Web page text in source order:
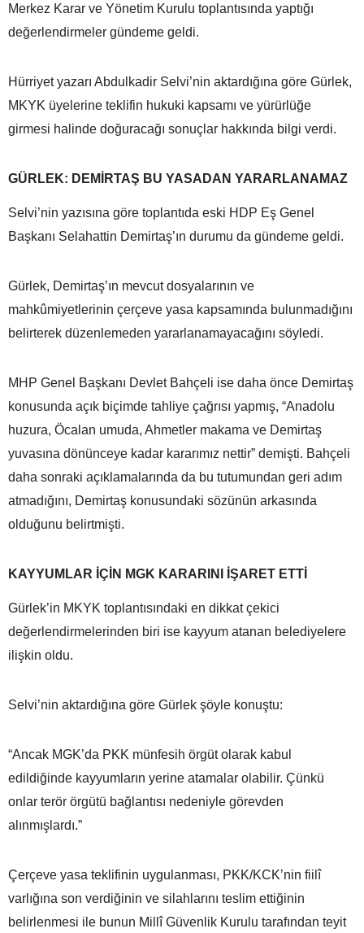
Merkez Karar ve Yönetim Kurulu toplantısında yaptığı
değerlendirmeler gündeme geldi.
Hürriyet yazarı Abdulkadir Selvi’nin aktardığına göre Gürlek,
MKYK üyelerine teklifin hukuki kapsamı ve yürürlüğe
girmesi halinde doğuracağı sonuçlar hakkında bilgi verdi.
GÜRLEK: DEMİRTAŞ BU YASADAN YARARLANAMAZ
Selvi’nin yazısına göre toplantıda eski HDP Eş Genel
Başkanı Selahattin Demirtaş’ın durumu da gündeme geldi.
Gürlek, Demirtaş’ın mevcut dosyalarının ve
mahkûmiyetlerinin çerçeve yasa kapsamında bulunmadığını
belirterek düzenlemeden yararlanamayacağını söyledi.
MHP Genel Başkanı Devlet Bahçeli ise daha önce Demirtaş
konusunda açık biçimde tahliye çağrısı yapmış, “Anadolu
huzura, Öcalan umuda, Ahmetler makama ve Demirtaş
yuvasına dönünceye kadar kararımız nettir” demişti. Bahçeli
daha sonraki açıklamalarında da bu tutumundan geri adım
atmadığını, Demirtaş konusundaki sözünün arkasında
olduğunu belirtmişti.
KAYYUMLAR İÇİN MGK KARARINI İŞARET ETTİ
Gürlek’in MKYK toplantısındaki en dikkat çekici
değerlendirmelerinden biri ise kayyum atanan belediyelere
ilişkin oldu.
Selvi’nin aktardığına göre Gürlek şöyle konuştu:
“Ancak MGK’da PKK münfesih örgüt olarak kabul
edildiğinde kayyumların yerine atamalar olabilir. Çünkü
onlar terör örgütü bağlantısı nedeniyle görevden
alınmışlardı.”
Çerçeve yasa teklifinin uygulanması, PKK/KCK’nin fiilî
varlığına son verdiğinin ve silahlarını teslim ettiğinin
belirlenmesi ile bunun Millî Güvenlik Kurulu tarafından teyit